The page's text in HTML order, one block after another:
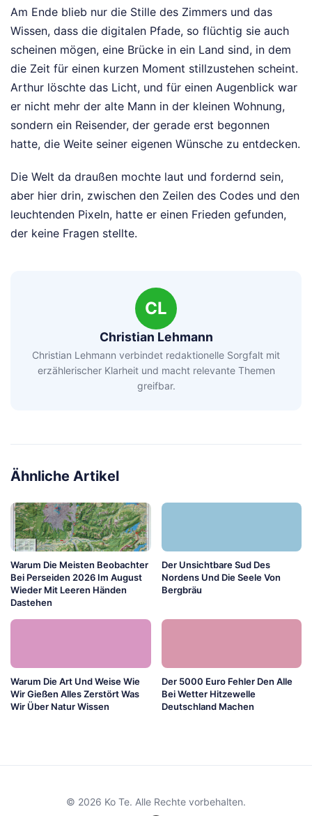
Am Ende blieb nur die Stille des Zimmers und das
Wissen, dass die digitalen Pfade, so flüchtig sie auch
scheinen mögen, eine Brücke in ein Land sind, in dem
die Zeit für einen kurzen Moment stillzustehen scheint.
Arthur löschte das Licht, und für einen Augenblick war
er nicht mehr der alte Mann in der kleinen Wohnung,
sondern ein Reisender, der gerade erst begonnen
hatte, die Weite seiner eigenen Wünsche zu entdecken.
Die Welt da draußen mochte laut und fordernd sein,
aber hier drin, zwischen den Zeilen des Codes und den
leuchtenden Pixeln, hatte er einen Frieden gefunden,
der keine Fragen stellte.
CL
Christian Lehmann
Christian Lehmann verbindet redaktionelle Sorgfalt mit
erzählerischer Klarheit und macht relevante Themen
greifbar.
Ähnliche Artikel
Warum Die Meisten Beobachter
Bei Perseiden 2026 Im August
Wieder Mit Leeren Händen
Dastehen
Der Unsichtbare Sud Des
Nordens Und Die Seele Von
Bergbräu
Warum Die Art Und Weise Wie
Wir Gießen Alles Zerstört Was
Wir Über Natur Wissen
Der 5000 Euro Fehler Den Alle
Bei Wetter Hitzewelle
Deutschland Machen
© 2026 Ko Te. Alle Rechte vorbehalten.